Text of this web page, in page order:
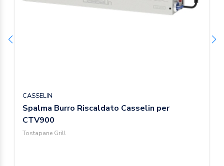
CASSELIN
Spalma Burro Riscaldato Casselin per
CTV900
Tostapane Grill